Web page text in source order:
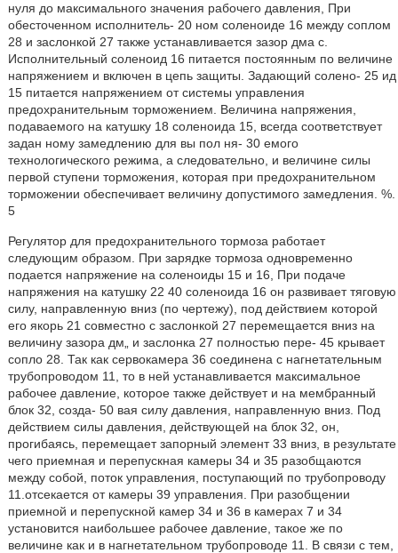
нуля до максимального значения рабочего давления, При
обесточенном исполнитель- 20 ном соленоиде 16 между соплом
28 и заслонкой 27 также устанавливается зазор дма с.
Исполнительный соленоид 16 питается постоянным по величине
напряжением и включен в цепь защиты. Задающий солено- 25 ид
15 питается напряжением от системы управления
предохранительным торможением. Величина напряжения,
подаваемого на катушку 18 соленоида 15, всегда соответствует
задан ному замедлению для вы пол ня- 30 емого
технологического режима, а следовательно, и величине силы
первой ступени торможения, которая при предохранительном
торможении обеспечивает величину допустимого замедления. %.
5
Регулятор для предохранительного тормоза работает
следующим образом. При зарядке тормоза одновременно
подается напряжение на соленоиды 15 и 16, При подаче
напряжения на катушку 22 40 соленоида 16 он развивает тяговую
силу, направленную вниз (по чертежу), под действием которой
его якорь 21 совместно с заслонкой 27 перемещается вниз на
величину зазора дм„ и заслонка 27 полностью пере- 45 крывает
сопло 28. Так как сервокамера 36 соединена с нагнетательным
трубопроводом 11, то в ней устанавливается максимальное
рабочее давление, которое также действует и на мембранный
блок 32, созда- 50 вая силу давления, направленную вниз. Под
действием силы давления, действующей на блок 32, он,
прогибаясь, перемещает запорный элемент 33 вниз, в результате
чего приемная и перепускная камеры 34 и 35 разобщаются
между собой, поток управления, поступающий по трубопроводу
11.отсекается от камеры 39 управления. При разобщении
приемной и перепускной камер 34 и 36 в камерах 7 и 34
установится наибольшее рабочее давление, такое же по
величине как и в нагнетательном трубопроводе 11. В связи с тем,